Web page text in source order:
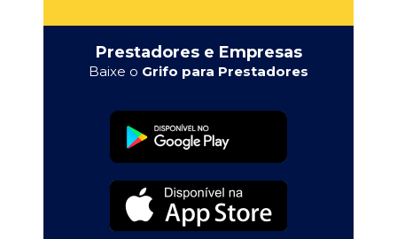
Prestadores e Empresas
Baixe o Grifo para Prestadores